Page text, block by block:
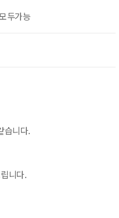
두가능
습니다.
니다.